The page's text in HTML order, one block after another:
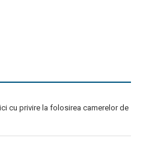
cu privire la folosirea camerelor de